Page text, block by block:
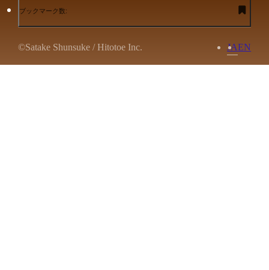
ブックマーク数:
©Satake Shunsuke / Hitotoe Inc. JAEN